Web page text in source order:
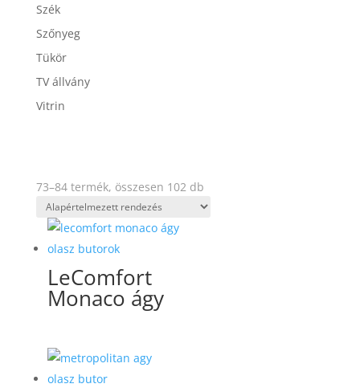
Szék
Szőnyeg
Tükör
TV állvány
Vitrin
73–84 termék, összesen 102 db
LeComfort
Monaco ágy